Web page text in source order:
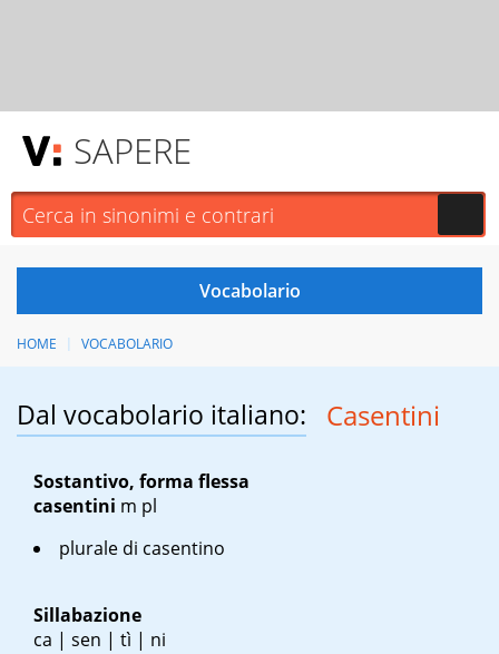
SAPERE
HOME VOCABOLARIO
Dal vocabolario italiano: Casentini
Sostantivo, forma flessa
casentini m pl
plurale di casentino
Sillabazione
ca | sen | tì | ni